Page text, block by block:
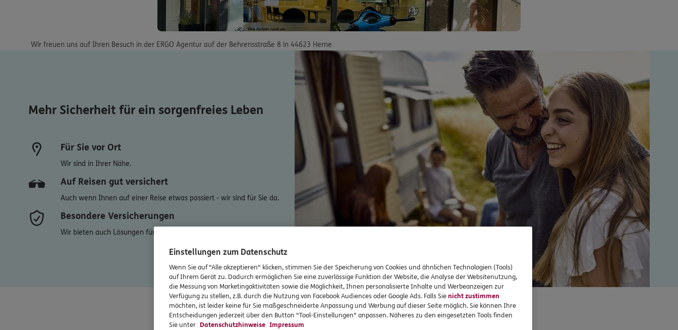
Wir freuen uns auf Ihren Besuch in der ERGO Agentur auf der Behrensstraße 8 in 44623 Herne
Mehr Sicherheit für ein sorgenfreies Leben
Für Sie vor Ort
Wir sind in Ihrer Nähe.
Auf Reisen gut versichert
Auch wenn Ihnen auf einer Reise etwas passiert - wir sind für Sie da.
Besondere Versicherungen
Wir bieten auch Lösungen für besondere Produktzweige an.
Video
IN UND UM HERNE FÜR SIE DA
Einstellungen zum Datenschutz
Wenn Sie auf "Alle akzeptieren" klicken, stimmen Sie der Speicherung von Cookies und ähnlichen Technologien (Tools)
auf Ihrem Gerät zu. Dadurch ermöglichen Sie eine zuverlässige Funktion der Website, die Analyse der Websitenutzung,
die Messung von Marketingaktivitäten sowie die Möglichkeit, Ihnen personalisierte Inhalte und Werbeanzeigen zur
Verfügung zu stellen, z.B. durch die Nutzung von Facebook Audiences oder Google Ads. Falls Sienicht zustimmen
möchten, ist leider keine für Sie maßgeschneiderte Anpassung und Werbung auf dieser Seite möglich. Sie können Ihre
Entscheidungen jederzeit über den Button "Tool-Einstellungen" anpassen. Näheres zu den eingesetzten Tools finden
Sie unter Datenschutzhinweise Impressum